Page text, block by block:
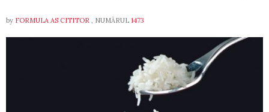
by FORMULA AS CITITOR , NUMĂRUL 1473